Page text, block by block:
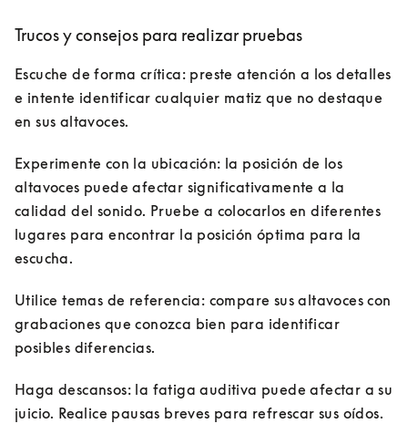
Trucos y consejos para realizar pruebas
Escuche de forma crítica: preste atención a los detalles
e intente identificar cualquier matiz que no destaque
en sus altavoces.
Experimente con la ubicación: la posición de los
altavoces puede afectar significativamente a la
calidad del sonido. Pruebe a colocarlos en diferentes
lugares para encontrar la posición óptima para la
escucha.
Utilice temas de referencia: compare sus altavoces con
grabaciones que conozca bien para identificar
posibles diferencias.
Haga descansos: la fatiga auditiva puede afectar a su
juicio. Realice pausas breves para refrescar sus oídos.